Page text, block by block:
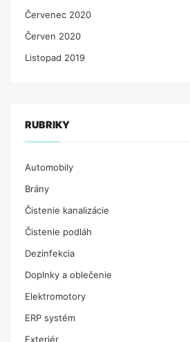
Červenec 2020
Červen 2020
Listopad 2019
RUBRIKY
Automobily
Brány
Čistenie kanalizácie
Čistenie podláh
Dezinfekcia
Doplnky a oblečenie
Elektromotory
ERP systém
Exteriér